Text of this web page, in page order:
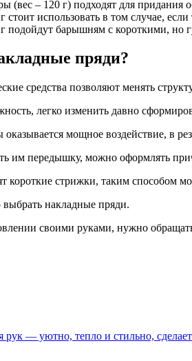
(вес – 120 г) подходят для придания
стоит использовать в том случае,
подойдут барышням с короткими, но
пряди?
средства позволяют менять
легко изменить давно
мощное воздействие, в
им передышку, можно оформлять
стрижки, таким способом
накладные пряди.
своими руками, нужно
рук — уютно, тепло и стильно,